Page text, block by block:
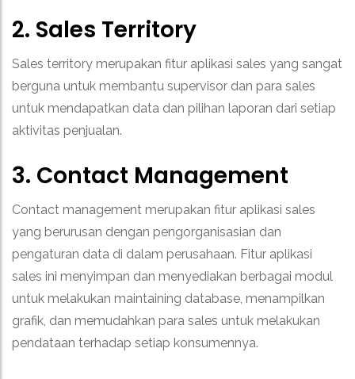
2. Sales Territory
Sales territory merupakan fitur aplikasi sales yang sangat
berguna untuk membantu supervisor dan para sales
untuk mendapatkan data dan pilihan laporan dari setiap
aktivitas penjualan.
3. Contact Management
Contact management merupakan fitur aplikasi sales
yang berurusan dengan pengorganisasian dan
pengaturan data di dalam perusahaan. Fitur aplikasi
sales ini menyimpan dan menyediakan berbagai modul
untuk melakukan maintaining database, menampilkan
grafik, dan memudahkan para sales untuk melakukan
pendataan terhadap setiap konsumennya.